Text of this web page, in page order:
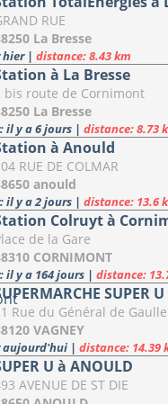
RUE
La Bresse
hier | distance: 8.43 km
à La Bresse
bis route de Cornimont
La Bresse
il y a 6 jours | distance: 8.73
à Anould
RUE DE COLMAR
anould
il y a 2 jours | distance: 13.6
Colruyt à
de la Gare
CORNIMONT
il y a 164 jours | distance:
SUPER
Rue du Général de Gaulle
VAGNEY
aujourd'hui | distance: 14.39
U à ANOULD
AVENUE DE ST DIE